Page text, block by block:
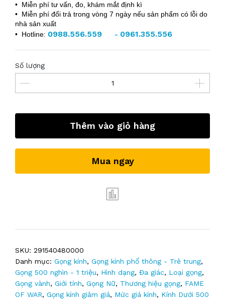
• Miễn phí tư vấn, đo, khám mắt định kì
• Miễn phí đổi trả trong vòng 7 ngày nếu sản phẩm có lỗi do
nhà sản xuất
• Hotline: 0988.556.559 - 0961.355.556
Số lượng
Thêm vào giỏ hàng
Mua ngay
SKU: 291540480000
Danh mục: Gọng kính, Gọng kính phổ thông - Trẻ trung,
Gọng 500 nghìn - 1 triệu, Hình dạng, Đa giác, Loại gọng,
Gọng vành, Giới tính, Gọng Nữ, Thương hiệu gọng, FAME
OF WAR, Gọng kính giảm giá, Mức giá kính, Kính Dưới 500